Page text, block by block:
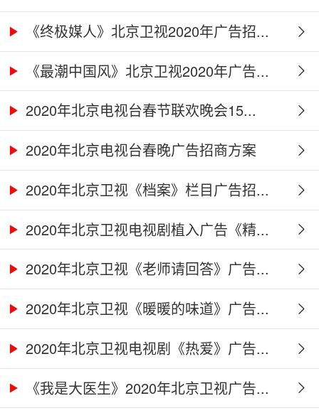
《终极媒人》北京卫视2020年广告招...
《最潮中国风》北京卫视2020年广告...
2020年北京电视台春节联欢晚会15...
2020年北京电视台春晚广告招商方案
2020年北京卫视《档案》栏目广告招...
2020年北京卫视电视剧植入广告《精...
2020年北京卫视《老师请回答》广告...
2020年北京卫视《暖暖的味道》广告...
2020年北京卫视电视剧《热爱》广告...
《我是大医生》2020年北京卫视广告...